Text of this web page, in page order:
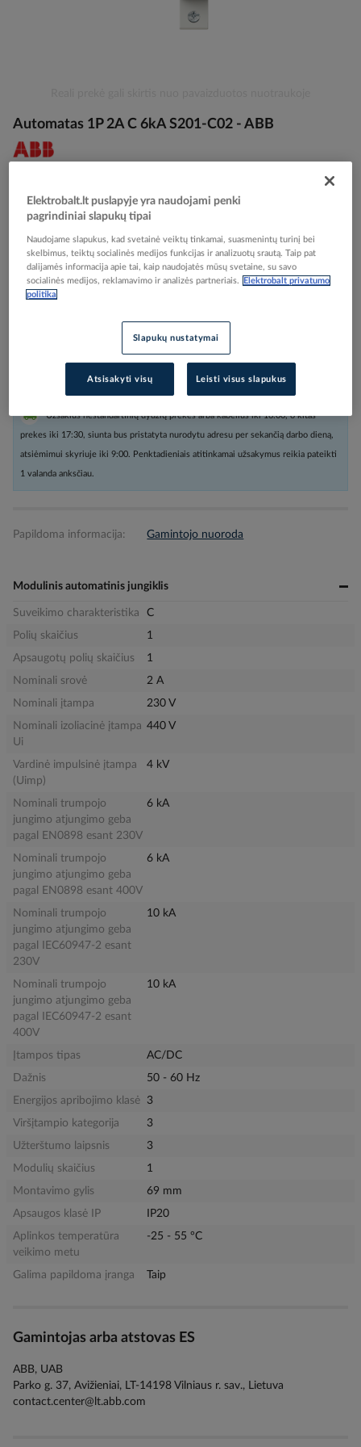
the
beginning
of
gallery
Automatas 1P 2A C 6kA S201-C02 - ABB
027605
EAN kodas
Gamintojo prekės kodas
Prisijunkite, norėdami pamatyti kainas
Įtraukti į palyginimą
Kiekis tiekėjo sandėlyje
Užsakius nestandartinių dydžių prekes arba kabelius iki 16:00, o kitas
prekes iki 17:30, siunta bus pristatyta nurodytu adresu per sekančią darbo dieną,
atsiėmimui skyriuje iki 9:00. Penktadieniais atitinkamai užsakymus reikia pateikti
1 valanda anksčiau.
Papildoma informacija: Gamintojo nuoroda
Modulinis automatinis jungiklis
Suveikimo charakteristika
C
Polių skaičius
1
Apsaugotų polių skaičius
1
Nominali srovė
2 A
Nominali įtampa
230 V
Nominali izoliacinė įtampa
Ui
440 V
Vardinė impulsinė įtampa
(Uimp)
4 kV
Nominali trumpojo
jungimo atjungimo geba
pagal EN0898 esant 230V
6 kA
Nominali trumpojo
jungimo atjungimo geba
pagal EN0898 esant 400V
6 kA
Nominali trumpojo
jungimo atjungimo geba
pagal IEC60947-2 esant
230V
10 kA
Nominali trumpojo
jungimo atjungimo geba
pagal IEC60947-2 esant
400V
10 kA
Įtampos tipas
AC/DC
Dažnis
50 - 60 Hz
Energijos apribojimo klasė
3
Viršįtampio kategorija
3
Užterštumo laipsnis
3
Modulių skaičius
1
Montavimo gylis
69 mm
Apsaugos klasė IP
IP20
Aplinkos temperatūra
veikimo metu
-25 - 55 °C
Galima papildoma įranga Taip
Gamintojas arba atstovas ES
ABB, UAB
Parko g. 37, Avižieniai, LT-14198 Vilniaus r. sav., Lietuva
contact.center@lt.abb.com
Elektrobalt.lt puslapyje yra naudojami penki
pagrindiniai slapukų tipai
Naudojame slapukus, kad svetainė veiktų tinkamai, suasmenintų turinį bei
skelbimus, teiktų socialinės medijos funkcijas ir analizuotų srautą. Taip pat
dalijamės informacija apie tai, kaip naudojatės mūsų svetaine, su savo
socialinės medijos, reklamavimo ir analizės partneriais.
Elektrobalt privatumo
politika
Slapukų nustatymai
Atsisakyti visų Leisti visus slapukus